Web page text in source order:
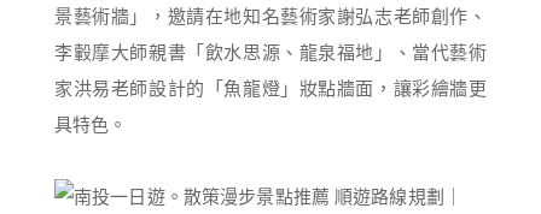
景藝術牆」，邀請在地知名藝術家謝弘志老師創作、
李轂摩大師親書「飲水思源、龍泉福地」、當代藝術
家洪易老師設計的「魚龍燈」妝點牆面，讓彩繪牆更
具特色。